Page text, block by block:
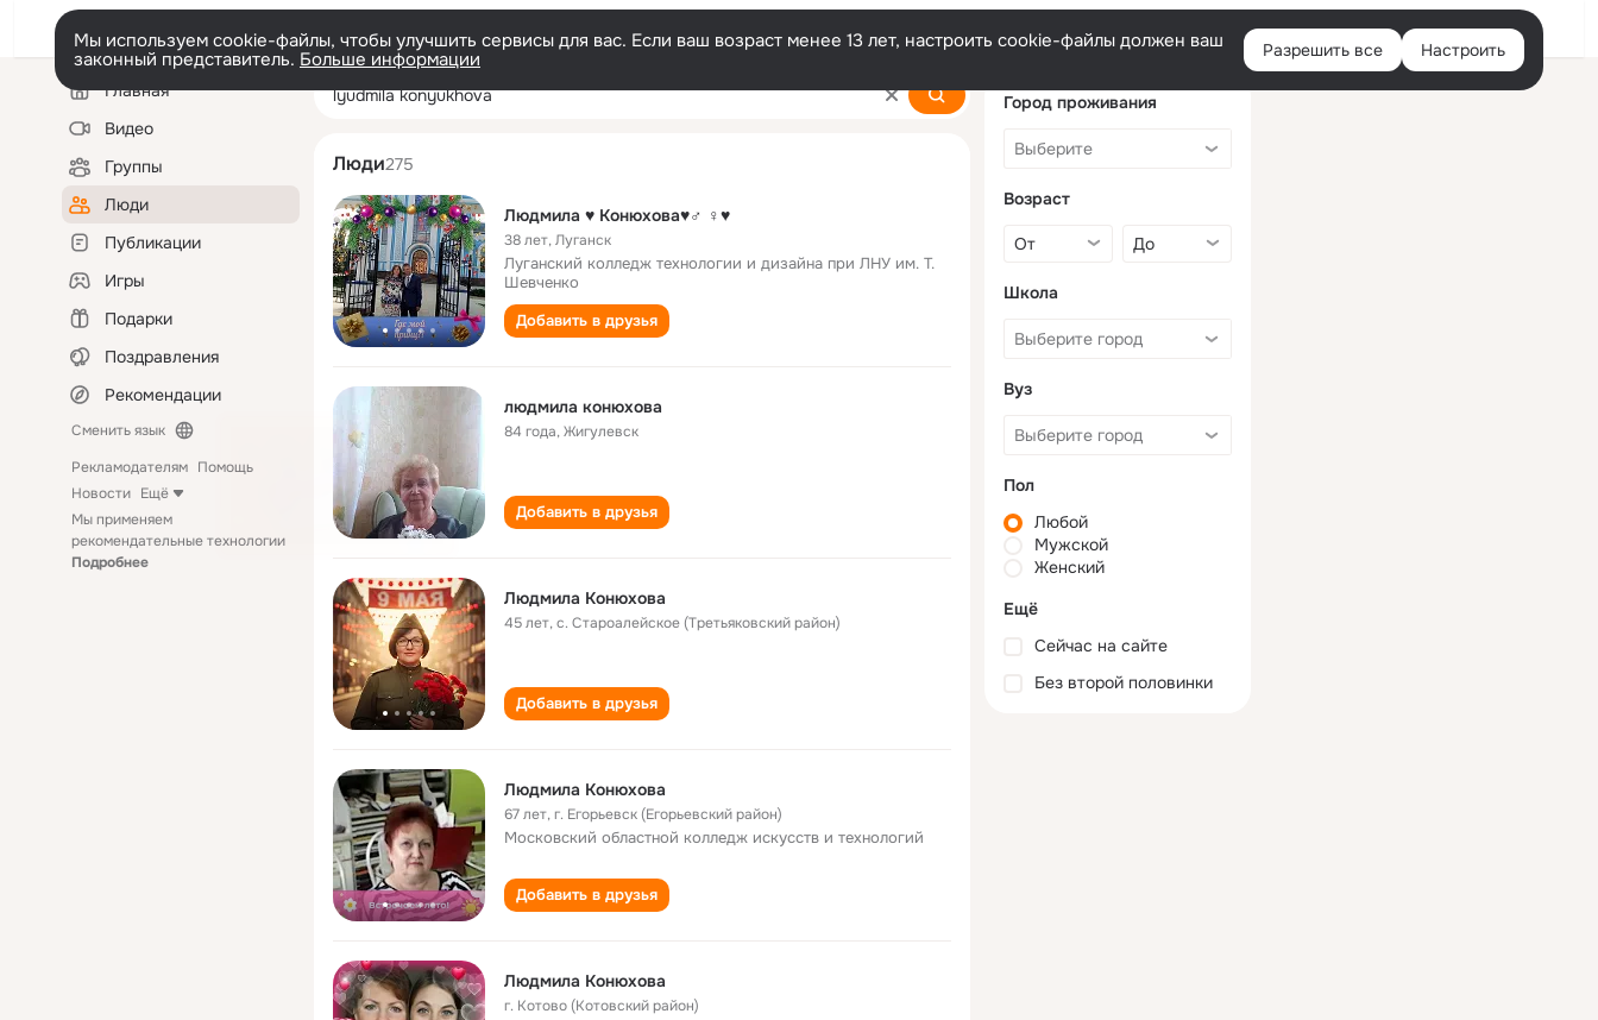
Войти
Мы используем cookie-файлы, чтобы улучшить сервисы для вас. Если ваш возраст менее 13 лет, настроить cookie-файлы должен ваш
законный представитель. Больше информации Разрешить все Настроить
Левая
колонкаГлавная
Видео
Группы
Люди
Публикации
Игры
Подарки
Поздравления
Рекомендации
Сменить язык
Рекламодателям Помощь
Новости Ещё
Мы применяем
рекомендательные технологии
Подробнее
lyudmila konyukhova
Люди275
Людмила ♥ Конюхова♥♂ ♀♥
38 лет,Луганск
Луганский колледж технологии и дизайна при ЛНУ им. Т.
Шевченко
Добавить в друзья
людмила конюхова
84 года,Жигулевск
Добавить в друзья
Людмила Конюхова
45 лет,с. Староалейское (Третьяковский район)
Добавить в друзья
Людмила Конюхова
67 лет,г. Егорьевск (Егорьевский район)
Московский областной колледж искусств и технологий
Добавить в друзья
Людмила Конюхова
г. Котово (Котовский район)
Город проживания
Возраст
Школа
Вуз
Пол
Любой
Мужской
Женский
Ещё
Сейчас на сайте
Без второй половинки